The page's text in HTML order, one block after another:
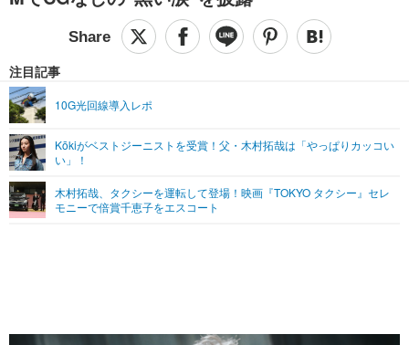
ショッピング その他
エンタメTOP 映画・ドラマ
グラビア
ショッピング その他
ライフTOP
リリース一覧
プッシュ通知の停止方法
注目記事
10G光回線導入レポ
Kōkiがベストジーニストを受賞！父・木村拓哉は「やっぱりカッコい
い」！
木村拓哉、タクシーを運転して登場！映画『TOKYO タクシー』セレ
モニーで倍賞千恵子をエスコート